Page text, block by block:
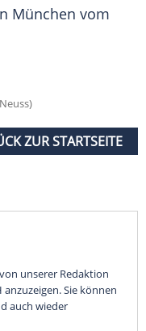
München vom
ZUR STARTSEITE
unserer Redaktion
Sie können
auch wieder